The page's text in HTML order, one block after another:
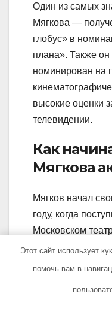
Один из самых
Мягкова —
глобус» в
плана». Также
номинирован на
высокие оценки
телевидении.
Как
Мягкова
Мягков начал
году, когда
Московском
году он был
Какие
Этот сайт использует
помочь вам в